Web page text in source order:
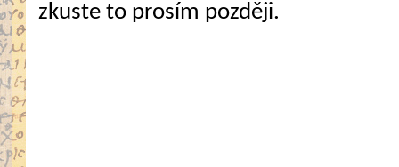
zkuste to prosím později.